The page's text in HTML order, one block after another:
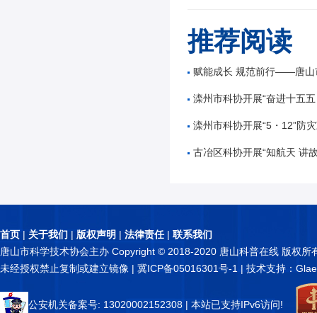
推荐阅读
赋能成长 规范前行——唐山市公路学会举办公路工
滦州市科协开展“奋进十五五 科技谱新篇”全国
滦州市科协开展“5・12”防灾减
古冶区科协开展“知航天 讲故事 逐星辰——中国
首页 | 关于我们 | 版权声明 | 法律责任| 联系我们
唐山市科学技术协会主办 Copyright © 2018-2020 唐山科普在线 版权所
未经授权禁止复制或建立镜像 | 冀ICP备05016301号-1 | 技术支持：
公安机关备案号: 13020002152308 | 本站已支持IPv6访问!